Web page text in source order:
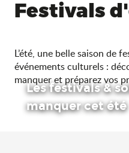
Festivals
L’été, une belle saison de
événements culturels :
manquer et préparez vos
Les festivals &
manquer cet été